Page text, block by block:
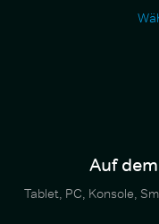
Auf
Tablet, PC, Konsole,